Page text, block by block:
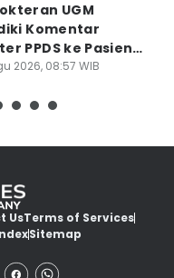
UGM
Komentar
PPDS ke Pasien
di Medsos
2026, 08:57 WIB
UsTerms of Services
Sitemap